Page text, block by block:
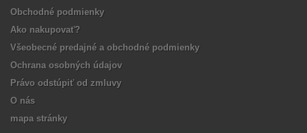
Obchodné podmienky
Ako nakupovať?
Všeobecné predajné a obchodné podmienky
Ochrana osobných údajov
Právo odstúpiť od zmluvy
O nás
mapa stránky